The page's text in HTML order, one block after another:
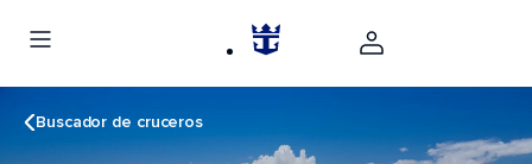
Buscador de cruceros